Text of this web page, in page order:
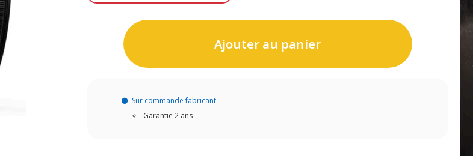
Ajouter au panier
Sur commande fabricant
Garantie 2 ans